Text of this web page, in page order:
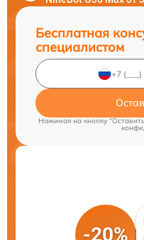
Бесплатная
специалистом
Нажимая на кнопку
-20%